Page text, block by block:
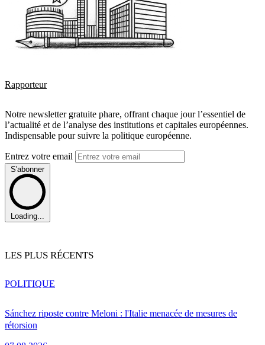
Rapporteur
Notre newsletter gratuite phare, offrant chaque jour l’essentiel de
l’actualité et de l’analyse des institutions et capitales européennes.
Indispensable pour suivre la politique européenne.
Entrez votre email
S'abonner
Loading...
LES PLUS RÉCENTS
Sánchez riposte contre Meloni : l'Italie menacée de mesures de
rétorsion
POLITIQUE